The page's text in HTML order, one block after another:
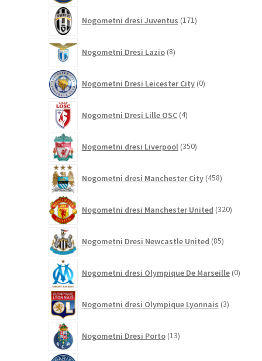
Nogometni dresi Juventus 171izdelkov
Nogometni Dresi Lazio 8izdelkov
Nogometni Dresi Leicester City 0izdelkov
Nogometni Dresi Lille OSC 4izdelki
Nogometni dresi Liverpool 350izdelkov
Nogometni dresi Manchester City 458izdelkov
Nogometni dresi Manchester United 320izdelkov
Nogometni Dresi Newcastle United 85izdelkov
Nogometni dresi Olympique De Marseille 0
Nogometni dresi Olympique Lyonnais 3izdelki
Nogometni Dresi Porto 13izdelkov